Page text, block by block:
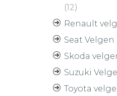
(12)
Renault
Seat Velgen
Skoda
Suzuki
Toyota